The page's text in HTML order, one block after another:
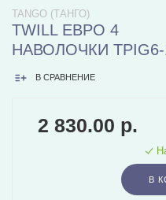
TANGO (ТАНГО)
TWILL ЕВРО 4
НАВОЛОЧКИ TPIG6-
В СРАВНЕНИЕ
2 830.00 р.
В